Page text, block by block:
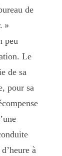
de
»
peu
Le
de sa
pour sa
à